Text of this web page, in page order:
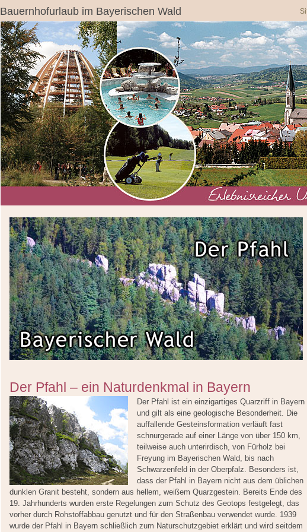
Bauernhofurlaub im Bayerischen Wald
Der Pfahl – ein Naturdenkmal in Bayern
Der Pfahl ist ein einzigartiges Quarzriff in Bayern
und gilt als eine geologische Besonderheit. Die
auffallende Gesteinsformation verläuft fast
schnurgerade auf einer Länge von über 150 km,
teilweise auch unterirdisch, von Fürholz bei
Freyung im Bayerischen Wald, bis nach
Schwarzenfeld in der Oberpfalz. Besonders ist,
dass der Pfahl in Bayern nicht aus dem üblichen
dunklen Granit besteht, sondern aus hellem, weißem Quarzgestein. Bereits Ende des
19. Jahrhunderts wurden erste Regelungen zum Schutz des Geotops festgelegt, das
vorher durch Rohstoffabbau genutzt und für den Straßenbau verwendet wurde. 1939
wurde der Pfahl in Bayern schließlich zum Naturschutzgebiet erklärt und wird seitdem